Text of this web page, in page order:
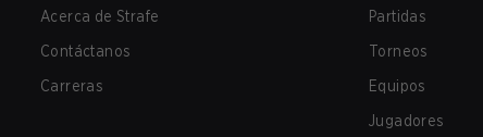
Acerca de Strafe
Contáctanos
Carreras
Partidas
Torneos
Equipos
Jugadores